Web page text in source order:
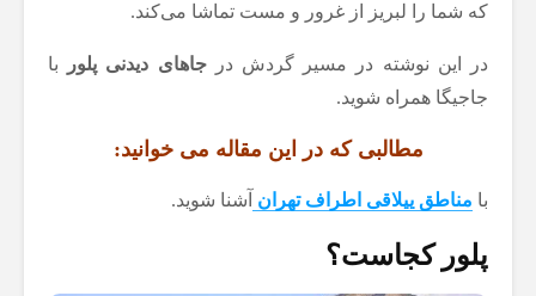
که شما را لبریز از غرور و مست تماشا می‌کند.
در این نوشته در مسیر گردش در جاهای دیدنی پلور با
جاجیگا همراه شوید.
مطالبی که در این مقاله می خوانید:
با مناطق ییلاقی اطراف تهران آشنا شوید.
پلور کجاست؟